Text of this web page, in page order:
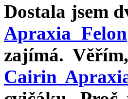
Dostala jsem
Apraxia Felon
zajímá.
Cairin